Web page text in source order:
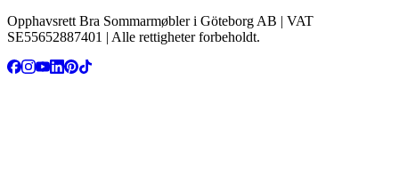
Opphavsrett Bra Sommarmøbler i Göteborg AB | VAT
SE55652887401 | Alle rettigheter forbeholdt.